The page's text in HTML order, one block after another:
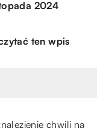
2024
ten wpis
chwili na